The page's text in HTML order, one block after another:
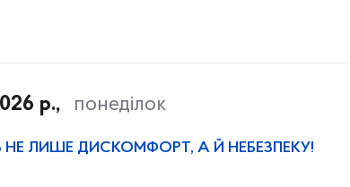
р., понеділок
НЕ ЛИШЕ ДИСКОМФОРТ, А Й НЕБЕЗПЕКУ!